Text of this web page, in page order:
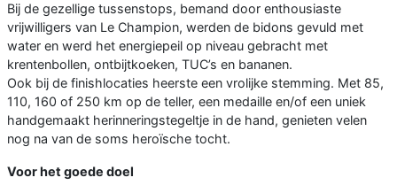
Bij de gezellige tussenstops, bemand door enthousiaste
vrijwilligers van Le Champion, werden de bidons gevuld met
water en werd het energiepeil op niveau gebracht met
krentenbollen, ontbijtkoeken, TUC’s en bananen.
Ook bij de finishlocaties heerste een vrolijke stemming. Met 85,
110, 160 of 250 km op de teller, een medaille en/of een uniek
handgemaakt herinneringstegeltje in de hand, genieten velen
nog na van de soms heroïsche tocht.
Voor het goede doel